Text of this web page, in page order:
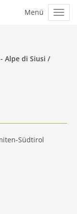
Alpe di Siusi /
Südtirol